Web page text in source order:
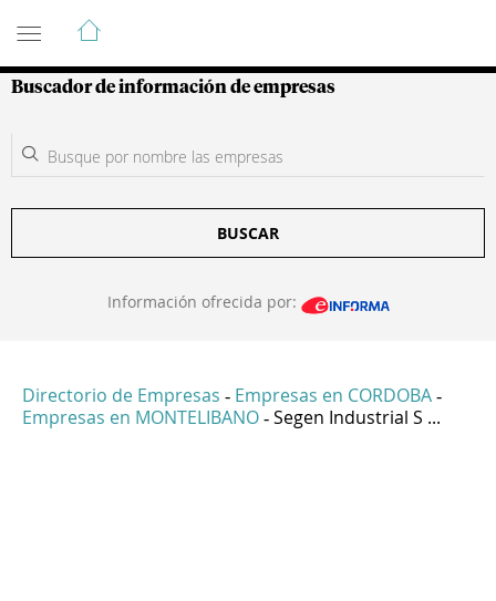
Guía de Empresas Colombianas
Buscador de información de empresas
BUSCAR
Información ofrecida por:
Directorio de Empresas - Empresas en CORDOBA -
Empresas en MONTELIBANO - Segen Industrial S ...